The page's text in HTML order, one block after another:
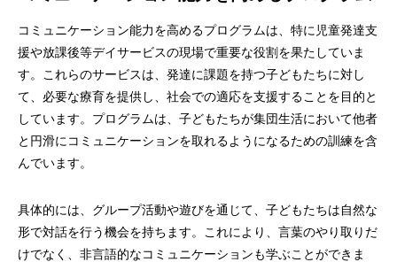
コミュニケーション能力を高めるプログラムは、特に児童発達支
援や放課後等デイサービスの現場で重要な役割を果たしていま
す。これらのサービスは、発達に課題を持つ子どもたちに対し
て、必要な療育を提供し、社会での適応を支援することを目的と
しています。プログラムは、子どもたちが集団生活において他者
と円滑にコミュニケーションを取れるようになるための訓練を含
んでいます。
具体的には、グループ活動や遊びを通じて、子どもたちは自然な
形で対話を行う機会を持ちます。これにより、言葉のやり取りだ
けでなく、非言語的なコミュニケーションも学ぶことができま